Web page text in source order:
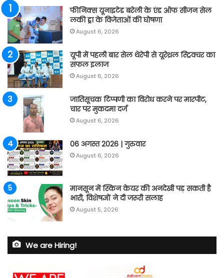
फीनिक्स यूनाइटेड बरेली के एंड ऑफ सीजन सेल
लकी ड्रा के विजेताओं की घोषणा
August 6, 2026
यूपी में पहली बार सेल थेरेपी से यूरेथ्रल स्ट्रिक्चर का
सफल इलाज
August 6, 2026
जातिसूचक टिप्पणी का विरोध करने पर मारपीट,
चार पर मुकदमा दर्ज
August 6, 2026
06 अगस्त 2026 | गुरुवार
August 6, 2026
मानसून में स्किन केयर की अनदेखी पड़ सकती है
भारी, विशेषज्ञों ने दी जरूरी सलाह
August 5, 2026
We are Hiring!